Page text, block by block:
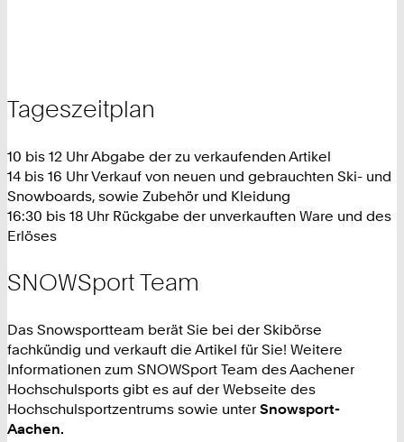
Tageszeitplan
10 bis 12 Uhr Abgabe der zu verkaufenden Artikel
14 bis 16 Uhr Verkauf von neuen und gebrauchten Ski- und
Snowboards, sowie Zubehör und Kleidung
16:30 bis 18 Uhr Rückgabe der unverkauften Ware und des
Erlöses
SNOWSport Team
Das Snowsportteam berät Sie bei der Skibörse
fachkündig und verkauft die Artikel für Sie! Weitere
Informationen zum SNOWSport Team des Aachener
Hochschulsports gibt es auf der Webseite des
Hochschulsportzentrums sowie unter Snowsport-
Aachen.